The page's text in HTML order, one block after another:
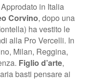
in Italia
Corvino, dopo una
ha vestito le
alla Pro Vercelli. In
Milan, Reggina,
Figlio d’arte,
basti pensare ai